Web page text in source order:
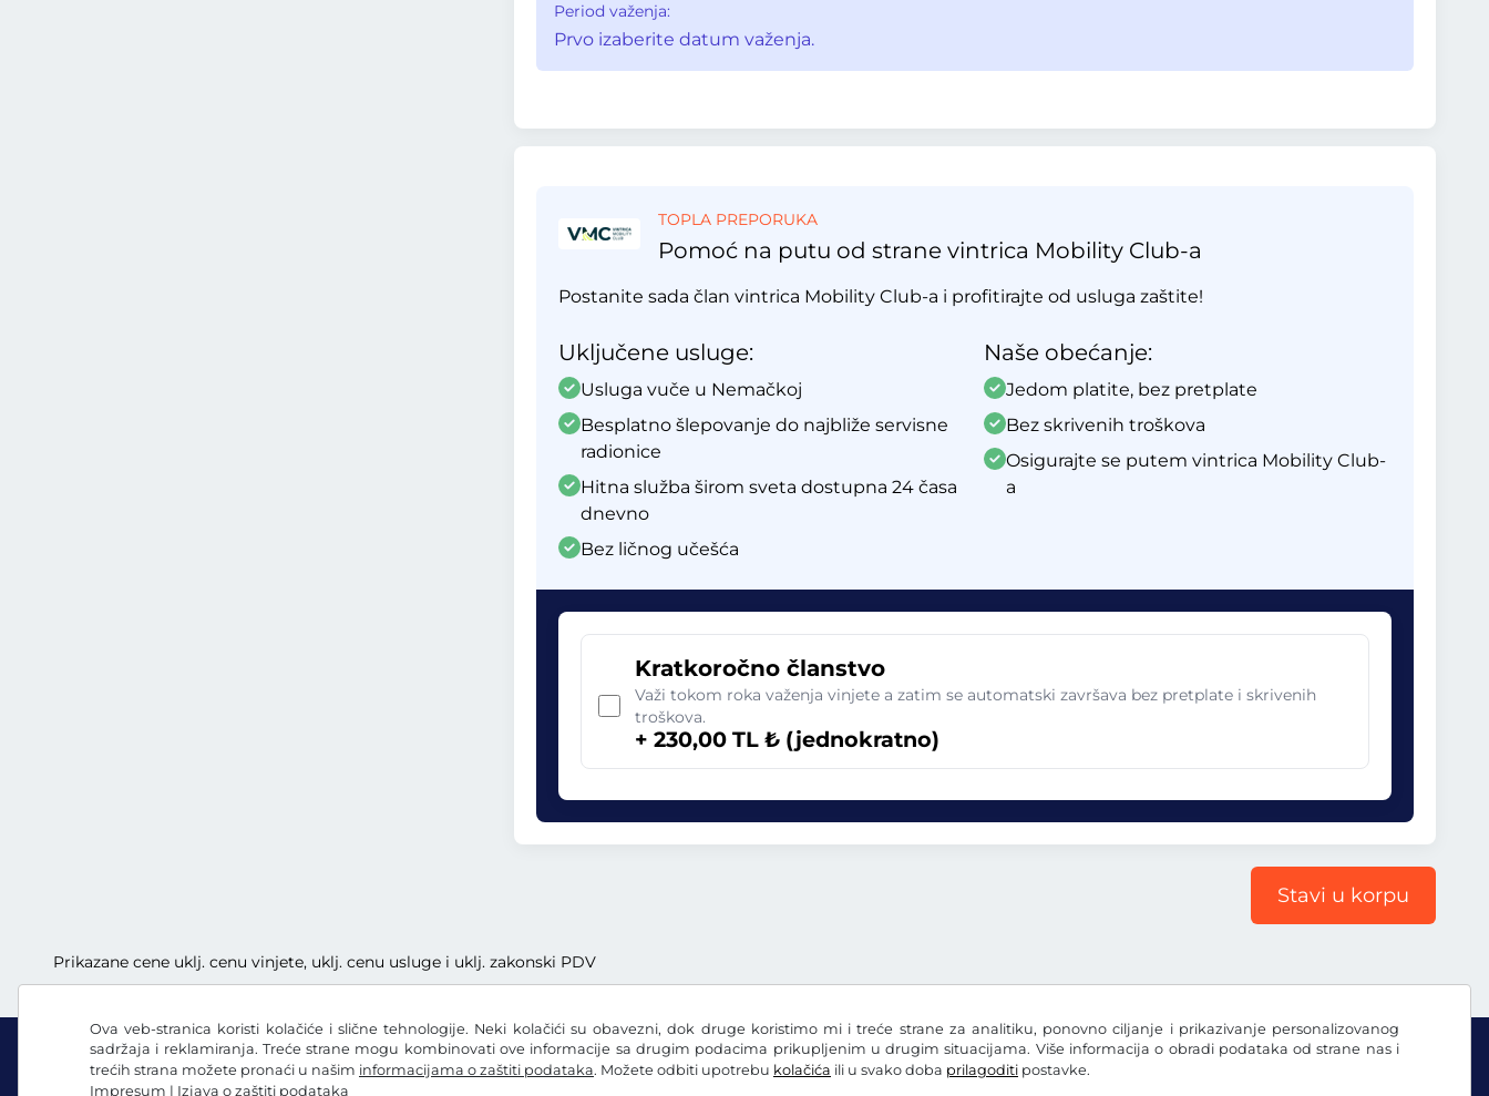
Ova veb-stranica koristi kolačiće i slične tehnologije. Neki kolačići su obavezni, dok druge koristimo mi i treće strane za analitiku, ponovno ciljanje i prikazivanje personalizovanog
sadržaja i reklamiranja. Treće strane mogu kombinovati ove informacije sa drugim podacima prikupljenim u drugim situacijama. Više informacija o obradi podataka od strane nas i
trećih strana možete pronaći u našim informacijama o zaštiti podataka. Možete odbiti upotrebu kolačića ili u svako doba prilagoditi postavke.
Impresum | Izjava o zaštiti podataka
Period važenja:
Prvo izaberite datum važenja.
TOPLA PREPORUKA
Pomoć na putu od strane vintrica Mobility Club-a
Postanite sada član vintrica Mobility Club-a i profitirajte od usluga zaštite!
Uključene usluge:
Usluga vuče u Nemačkoj
Besplatno šlepovanje do najbliže servisne
radionice
Hitna služba širom sveta dostupna 24 časa
dnevno
Bez ličnog učešća
Naše obećanje:
Jedom platite, bez pretplate
Bez skrivenih troškova
Osigurajte se putem vintrica Mobility Club-
a
Kratkoročno članstvo
Važi tokom roka važenja vinjete a zatim se automatski završava bez pretplate i skrivenih
troškova.
+ 230,00 TL ₺ (jednokratno)
Stavi u korpu
Prikazane cene uklj. cenu vinjete, uklj. cenu usluge i uklj. zakonski PDV